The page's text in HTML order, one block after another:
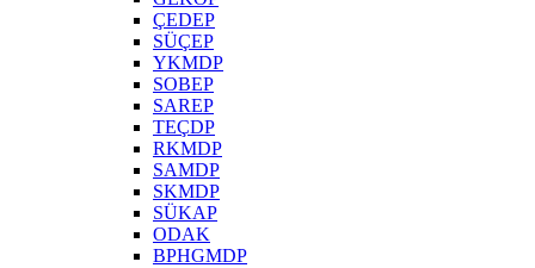
ÇEDEP
SÜÇEP
YKMDP
SOBEP
SAREP
TEÇDP
RKMDP
SAMDP
SKMDP
SÜKAP
ODAK
BPHGMDP